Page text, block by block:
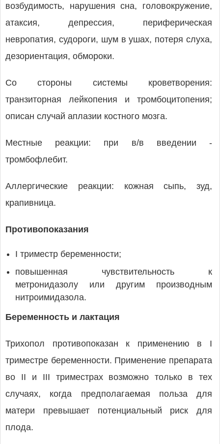
возбудимость, нарушения сна, головокружение,
атаксия, депрессия, периферическая
невропатия, судороги, шум в ушах, потеря слуха,
дезориентация, обмороки.
Со стороны системы кроветворения:
транзиторная лейкопения и тромбоцитопения;
описан случай аплазии костного мозга.
Местные реакции: при в/в введении -
тромбофлебит.
Аллергические реакции: кожная сыпь, зуд,
крапивница.
Противопоказания
I триместр беременности;
повышенная чувствительность к
метронидазолу или другим производным
нитроимидазола.
Беременность и лактация
Трихопол противопоказан к применению в I
триместре беременности. Применение препарата
во II и III триместрах возможно только в тех
случаях, когда предполагаемая польза для
матери превышает потенциальный риск для
плода.